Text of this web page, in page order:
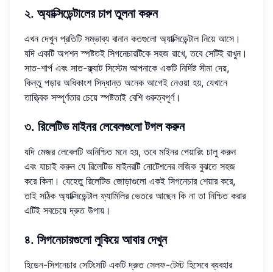
২. অ্যাক্সিডেন্টালের চাপ তুলনা করুন
এখন দেখুন প্রতিটি সম্ভাব্য বানান কতগুলো অ্যাক্সিডেন্টাল নিয়ে আসে।
যদি একটি অপশন স্পষ্টতই সিগনেচারটিকে সহজ রাখে, তবে সেটিই রাখুন।
সাত-শার্প এবং সাত-ফ্ল্যাট সিস্টেম আপনাকে একটি নির্দিষ্ট সীমা দেয়,
কিন্তু পড়ার অধিকাংশ সিদ্ধান্ত অনেক আগেই নেওয়া হয়, যেখানে
তাত্ত্বিক সম্পূর্ণতার চেয়ে স্পষ্টতাই বেশি গুরুত্বপূর্ণ।
৩. রিলেটিভ মাইনর লেবেলগুলো টগল করুন
যদি মেজর লেবেলটি অনিশ্চিত মনে হয়, তবে মাইনর পেয়ারিং চালু করুন
এবং যাচাই করুন যে রিলেটিভ মাইনরটি নোটেশনের লজিক বুঝতে সহজ
করে কিনা। যেহেতু রিলেটিভ জোড়াগুলো একই সিগনেচার শেয়ার করে,
তাই সঠিক অ্যাক্সিডেন্টাল ফ্যামিলির ভেতরে আছেন কি না তা নিশ্চিত করার
এটিই সবচেয়ে দ্রুত উপায়।
৪. সিগনেচারগুলো লুকিয়ে আবার দেখুন
হিডেন-সিগনেচার সেটিংসটি একটি দ্রুত সেলফ-টেস্ট হিসেবে ব্যবহার